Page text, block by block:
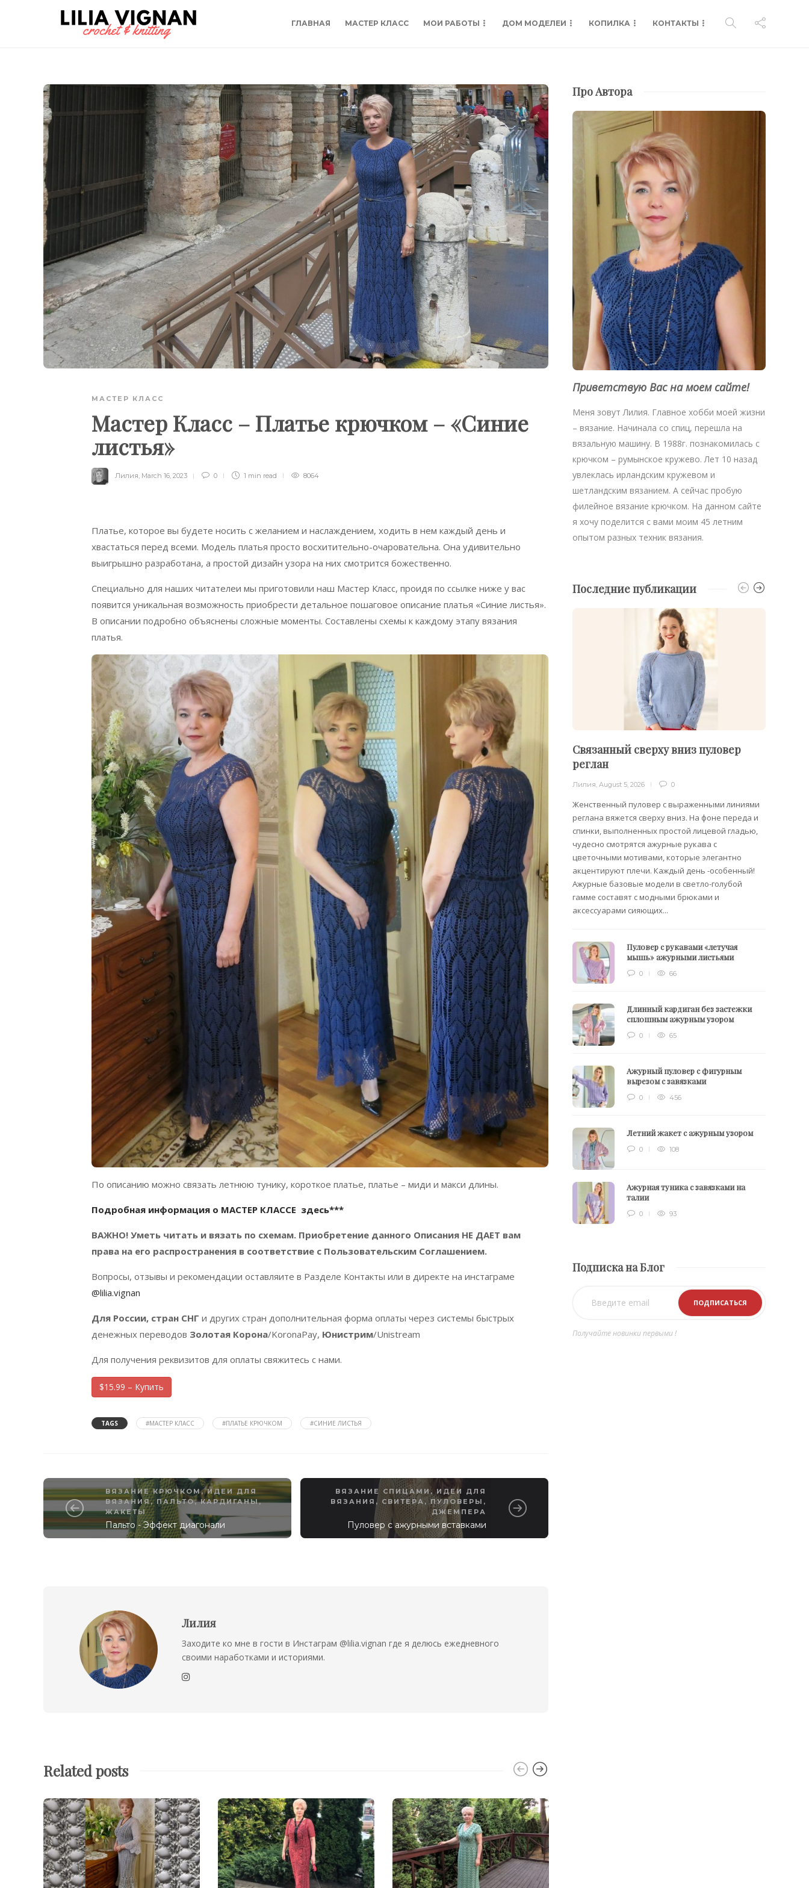
ГЛАВНАЯ МАСТЕР КЛАСС МОИ РАБОТЫ ДОМ МОДЕЛЕИ КОПИЛКА КОНТАКТЫ
МАСТЕР КЛАСС
Мастер Класс – Платье крючком – «Синие
листья»
Лилия, March 16, 2023 0 1 min read 8064
Платье, которое вы будете носить с желанием и наслаждением, ходить в нем каждый день и
хвастаться перед всеми. Модель платья просто восхитительно-очаровательна. Она удивительно
выигрышно разработана, а простой дизайн узора на них смотрится божественно.
Специально для наших читателеи мы приготовили наш Мастер Класс, проидя по ссылке ниже у вас
появится уникальная возможность приобрести детальное пошаговое описание платья «Синие листья».
В описании подробно объяснены сложные моменты. Составлены схемы к каждому этапу вязания
платья.
По описанию можно связать летнюю тунику, короткое платье, платье – миди и макси длины.
Подробная информация о МАСТЕР КЛАССЕ здесь***
ВАЖНО! Уметь читать и вязать по схемам. Приобретение данного Описания НЕ ДАЕТ вам
права на его распространения в соответствие с Пользовательским Соглашением.
Вопросы, отзывы и рекомендации оставляите в Разделе Контакты или в директе на инстаграме
@lilia.vignan
Для России, стран СНГ и других стран дополнительная форма оплаты через системы быстрых
денежных переводов Золотая Корона/KoronaPay, Юнистрим/Unistream
Для получения реквизитов для оплаты свяжитесь с нами.
$15.99 – Купить
TAGS #МАСТЕР КЛАСС #ПЛАТЬЕ КРЮЧКОМ #СИНИЕ ЛИСТЬЯ
ВЯЗАНИЕ КРЮЧКОМ,ИДЕИ ДЛЯ
ВЯЗАНИЯ, ПАЛЬТО, КАРДИГАНЫ,
ЖАКЕТЫ
Пальто - Эффект диагонали
ВЯЗАНИЕ СПИЦАМИ,ИДЕИ ДЛЯ
ВЯЗАНИЯ ,СВИТЕРА, ПУЛОВЕРЫ,
ДЖЕМПЕРА
Пуловер с ажурными вставками
Лилия
Заходите ко мне в гости в Инстаграм @lilia.vignan где я делюсь ежедневного
своими наработками и историями.
Related posts
Про Автора
Приветствую Вас на моем сайте!
Меня зовут Лилия. Главное хобби моей жизни
– вязание. Начинала со спиц, перешла на
вязальную машину. В 1988г. познакомилась с
крючком – румынское кружево. Лет 10 назад
увлеклась ирландским кружевом и
шетландским вязанием. А сейчас пробую
филейное вязание крючком. На данном сайте
я хочу поделится с вами моим 45 летним
опытом разных техник вязания.
Последние публикации
Связанный сверху вниз пуловер
реглан
Лилия ,August 5, 2026 0
Женственный пуловер с выраженными линиями
реглана вяжется сверху вниз. На фоне переда и
спинки, выполненных простой лицевой гладью,
чудесно смотрятся ажурные рукава с
цветочными мотивами, которые элегантно
акцентируют плечи. Каждый день -особенный!
Ажурные базовые модели в светло-голубой
гамме составят с модными брюками и
аксессуарами сияющих...
Пуловер с рукавами «летучая
мышь» ажурными листьями
0 66
Длинный кардиган без застежки
сплошным ажурным узором
0 65
Ажурный пуловер с фигурным
вырезом с завязками
0 456
Летний жакет с ажурным узором
0 108
Ажурная туника с завязками на
талии
0 93
Подписка на Блог
Получайте новинки первыми !